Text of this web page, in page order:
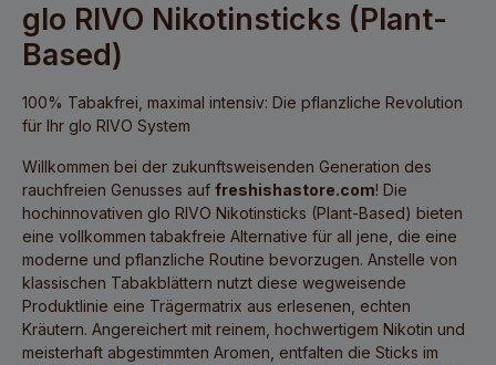
glo RIVO Nikotinsticks (Plant-
Based)
100% Tabakfrei, maximal intensiv: Die pflanzliche Revolution
für Ihr glo RIVO System
Willkommen bei der zukunftsweisenden Generation des
rauchfreien Genusses auf freshishastore.com! Die
hochinnovativen glo RIVO Nikotinsticks (Plant-Based) bieten
eine vollkommentabakfreie Alternative für all jene, die eine
moderne und pflanzliche Routine bevorzugen. Anstelle von
klassischen Tabakblättern nutzt diese wegweisende
Produktlinie eine Trägermatrix aus erlesenen, echten
Kräutern. Angereichert mit reinem, hochwertigem Nikotin und
meisterhaft abgestimmten Aromen, entfalten die Sticks im